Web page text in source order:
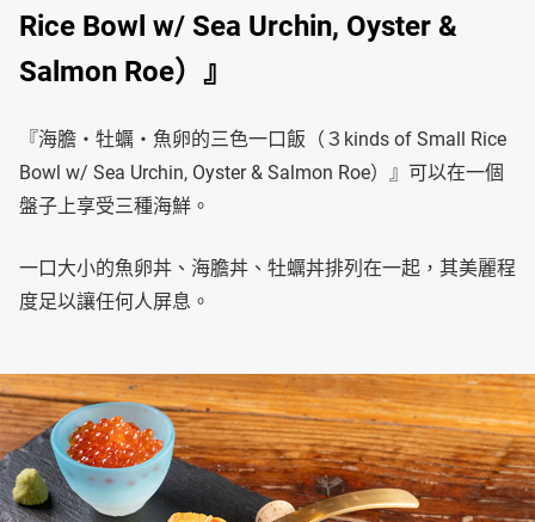
Rice Bowl w/ Sea Urchin, Oyster &
Salmon Roe）』
『海膽・牡蠣・魚卵的三色一口飯（３kinds of Small Rice
Bowl w/ Sea Urchin, Oyster & Salmon Roe）』可以在一個
盤子上享受三種海鮮。
一口大小的魚卵丼、海膽丼、牡蠣丼排列在一起，其美麗程
度足以讓任何人屏息。